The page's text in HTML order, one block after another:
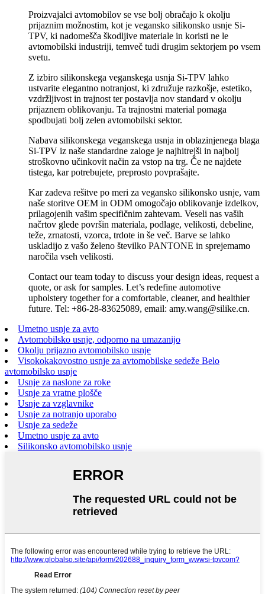
Proizvajalci avtomobilov se vse bolj obračajo k okolju
prijaznim možnostim, kot je vegansko silikonsko usnje Si-
TPV, ki nadomešča škodljive materiale in koristi ne le
avtomobilski industriji, temveč tudi drugim sektorjem po vsem
svetu.
Z izbiro silikonskega veganskega usnja Si-TPV lahko
ustvarite elegantno notranjost, ki združuje razkošje, estetiko,
vzdržljivost in trajnost ter postavlja nov standard v okolju
prijaznem oblikovanju. Ta trajnostni material pomaga
spodbujati bolj zelen avtomobilski sektor.
Nabava silikonskega veganskega usnja in oblazinjenega blaga
Si-TPV iz naše standardne zaloge je najhitrejši in najbolj
stroškovno učinkovit način za vstop na trg. Če ne najdete
tistega, kar potrebujete, preprosto povprašajte.
Kar zadeva rešitve po meri za vegansko silikonsko usnje, vam
naše storitve OEM in ODM omogočajo oblikovanje izdelkov,
prilagojenih vašim specifičnim zahtevam. Veseli nas vaših
načrtov glede površin materiala, podlage, velikosti, debeline,
teže, zrnatosti, vzorca, trdote in še več. Barve se lahko
uskladijo z vašo želeno številko PANTONE in sprejemamo
naročila vseh velikosti.
Contact our team today to discuss your design ideas, request a
quote, or ask for samples. Let’s redefine automotive
upholstery together for a comfortable, cleaner, and healthier
future. Tel: +86-28-83625089, email: amy.wang@silike.cn.
Umetno usnje za avto
Avtomobilsko usnje, odporno na umazanijo
Okolju prijazno avtomobilsko usnje
Visokokakovostno usnje za avtomobilske sedeže Belo
avtomobilsko usnje
Usnje za naslone za roke
Usnje za vratne plošče
Usnje za vzglavnike
Usnje za notranjo uporabo
Usnje za sedeže
Umetno usnje za avto
Silikonsko avtomobilsko usnje